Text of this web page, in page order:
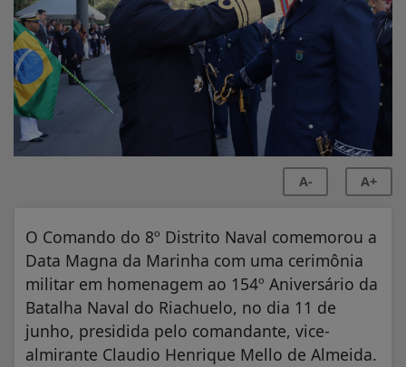
A- A+
O Comando do 8º Distrito Naval comemorou a
Data Magna da Marinha com uma cerimônia
militar em homenagem ao 154º Aniversário da
Batalha Naval do Riachuelo, no dia 11 de
junho, presidida pelo comandante, vice-
almirante Claudio Henrique Mello de Almeida.